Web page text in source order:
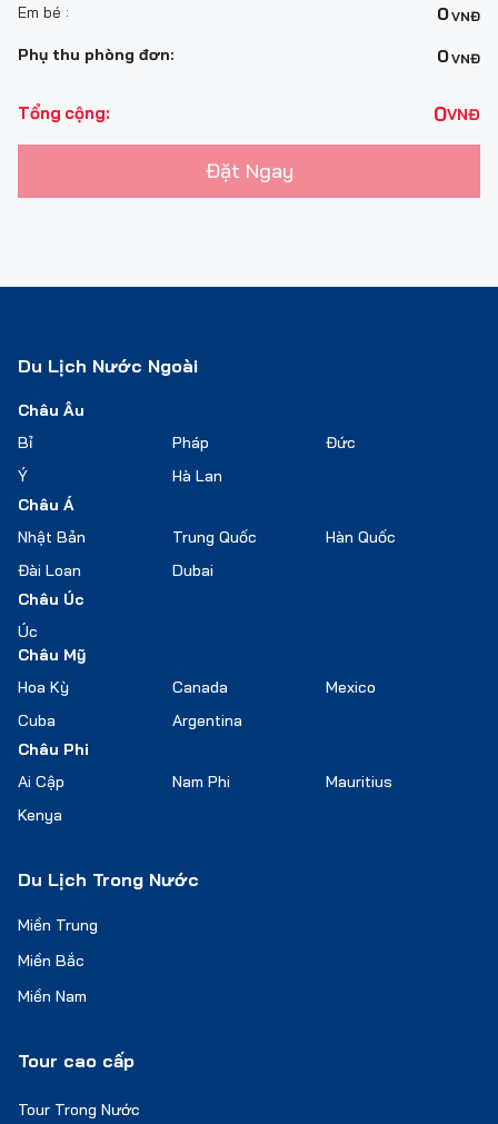
Em bé : 0VNĐ
Phụ thu phòng đơn: 0VNĐ
Tổng cộng: 0VNĐ
Đặt Ngay
Du Lịch Nước Ngoài
Châu Âu
Bỉ
Pháp
Đức
Ý
Hà Lan
Châu Á
Nhật Bản
Trung Quốc
Hàn Quốc
Đài Loan
Dubai
Châu Úc
Úc
Châu Mỹ
Hoa Kỳ
Canada
Mexico
Cuba
Argentina
Châu Phi
Ai Cập
Nam Phi
Mauritius
Kenya
Du Lịch Trong Nước
Miền Trung
Miền Bắc
Miền Nam
Tour cao cấp
Tour Trong Nước